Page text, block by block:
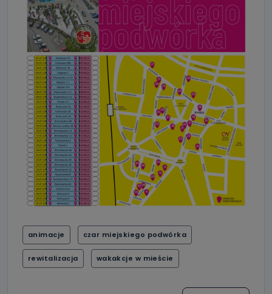
animacje czar miejskiego podwórka
rewitalizacja wakakcje w mieście